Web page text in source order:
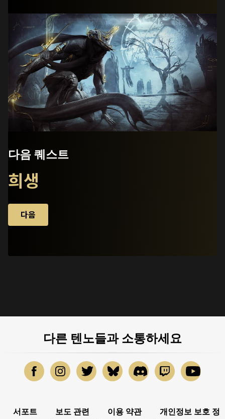
다음 퀘스트
희생
다음
다른 텐노들과 소통하세요
서포트 보도 관련 이용 약관
개인정보 보호 정